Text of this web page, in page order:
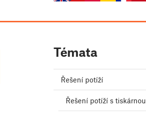
Témata
Řešení potíží
Řešení potíží s tiskárnou